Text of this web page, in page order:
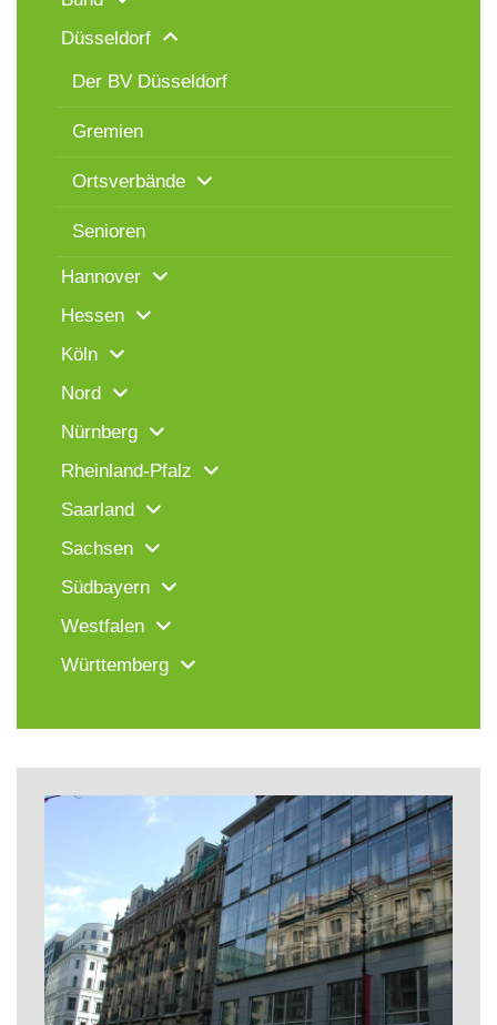
Düsseldorf
Der BV Düsseldorf
Gremien
Ortsverbände
Senioren
Hannover
Hessen
Köln
Nord
Nürnberg
Rheinland-Pfalz
Saarland
Sachsen
Südbayern
Westfalen
Württemberg